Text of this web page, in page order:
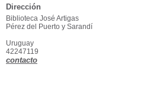
Dirección
Biblioteca José Artigas
Pérez del Puerto y Sarandí
Uruguay
42247119
contacto